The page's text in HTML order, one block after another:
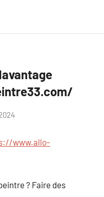
www.allo-
? Faire des